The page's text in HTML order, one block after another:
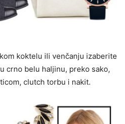
koktelu ili venčanju izaberite
crno belu haljinu, preko sako,
clutch torbu i nakit.